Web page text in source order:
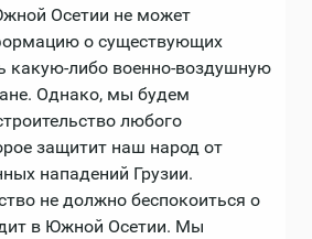
Осетии не может
о существующих
какую-либо военно-воздушную
Однако, мы будем
любого
защитит наш народ от
нападений Грузии.
не должно беспокоиться о
в Южной Осетии. Мы